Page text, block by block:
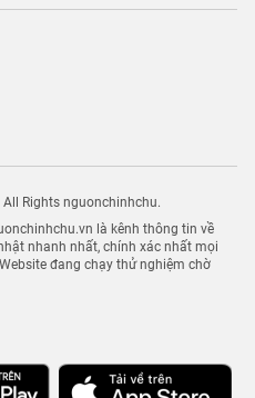
Rights nguonchinhchu.
là kênh thông tin về
nhanh nhất, chính xác nhất mọi
đang chạy thử nghiệm chờ